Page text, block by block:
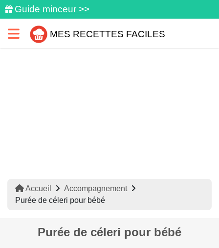
Guide minceur >>
MES RECETTES FACILES
Accueil
Accompagnement
Purée de céleri pour bébé
Purée de céleri pour bébé